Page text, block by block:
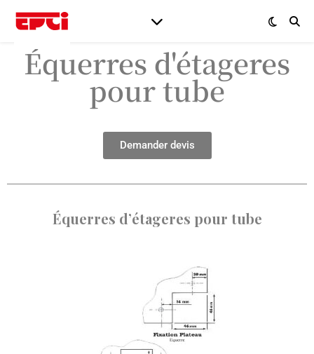
Équerres d'étageres
pour tube
Demander devis
Équerres d’étageres pour tube